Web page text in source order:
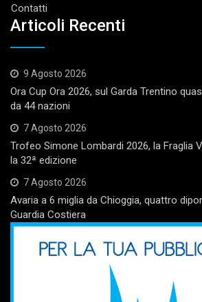
Contatti
Articoli Recenti
9 Agosto 2026
Ora Cup Ora 2026, sul Garda Trentino
da 44 nazioni
7 Agosto 2026
Trofeo Simone Lombardi 2026, la Fraglia
la 32ª edizione
7 Agosto 2026
Avaria a 6 miglia da Chioggia, quattro
Guardia Costiera